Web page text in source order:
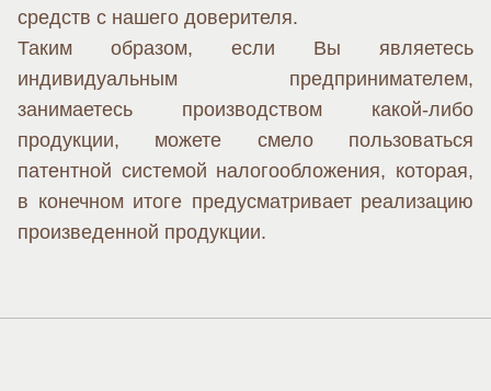
средств с нашего доверителя.
Таким образом, если Вы являетесь
индивидуальным предпринимателем,
занимаетесь производством какой-либо
продукции, можете смело пользоваться
патентной системой налогообложения, которая,
в конечном итоге предусматривает реализацию
произведенной продукции.